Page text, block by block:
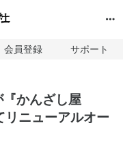
会員登録 サポート
かんざし屋
ニューアルオー